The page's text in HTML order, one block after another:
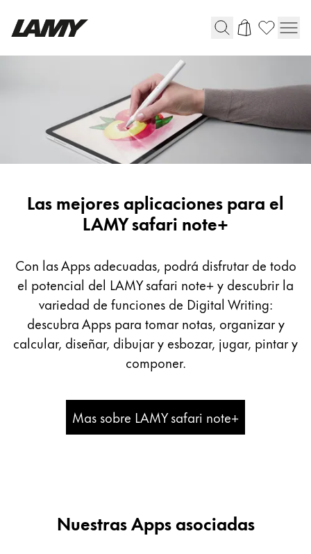
Instrumentos de escritura
Bolígrafos
Portaminas
Roller
Digital Writing
Para Android
Pintura y dibujo
Black Magic Edition
Tintas
Spare Parts
Aplicaciones
escritura
para
Apple
Las mejores aplicaciones para el
LAMY safari note+
Con las Apps adecuadas, podrá disfrutar de todo
el potencial del LAMY safari note+ y descubrir la
variedad de funciones de Digital Writing:
descubra Apps para tomar notas, organizar y
calcular, diseñar, dibujar y esbozar, jugar, pintar y
componer.
Mas sobre LAMY safari note+
Nuestras Apps asociadas